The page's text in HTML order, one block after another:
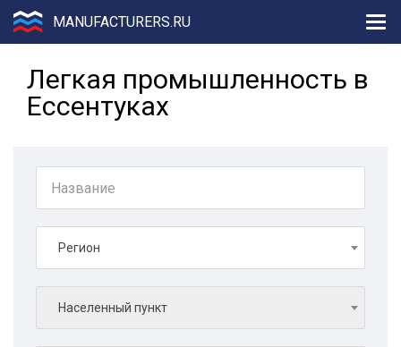
MANUFACTURERS.RU
Легкая промышленность в
Ессентуках
Регион
Населенный пункт